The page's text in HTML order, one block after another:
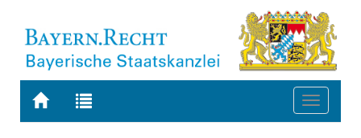
Zur
Zur
Toggle